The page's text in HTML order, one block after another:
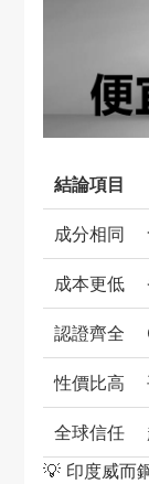
結論項目
成分相同
成本更低
認證齊全
性價比高
全球信任
💡 印度威而